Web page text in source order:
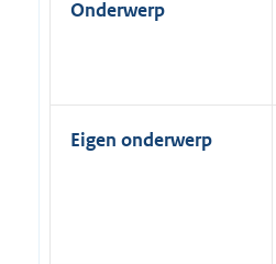
Onderwerp
Eigen onderwerp